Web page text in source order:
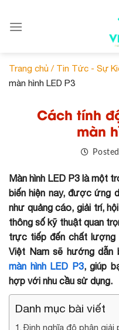
Trang chủ / Tin Tức - Sự
màn hình LED P3
Cách tính
màn
Màn hình LED P3 là một
biến hiện nay, được ứng
như quảng cáo, giải trí,
thông số kỹ thuật quan
trực tiếp đến chất lượng
Việt Nam sẽ hướng dẫn
màn hình LED P3, giúp
hợp với nhu cầu sử dụng.
Danh mục bài viết
Định nghĩa độ phân giải